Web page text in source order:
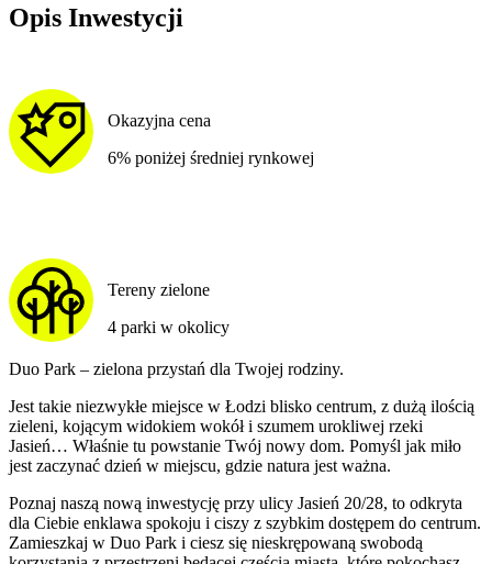
Opis Inwestycji
Okazyjna cena
6% poniżej średniej rynkowej
Tereny zielone
4 parki w okolicy
Duo Park – zielona przystań dla Twojej rodziny.
Jest takie niezwykłe miejsce w Łodzi blisko centrum, z dużą ilością
zieleni, kojącym widokiem wokół i szumem urokliwej rzeki
Jasień… Właśnie tu powstanie Twój nowy dom. Pomyśl jak miło
jest zaczynać dzień w miejscu, gdzie natura jest ważna.
Poznaj naszą nową inwestycję przy ulicy Jasień 20/28, to odkryta
dla Ciebie enklawa spokoju i ciszy z szybkim dostępem do centrum.
Zamieszkaj w Duo Park i ciesz się nieskrępowaną swobodą